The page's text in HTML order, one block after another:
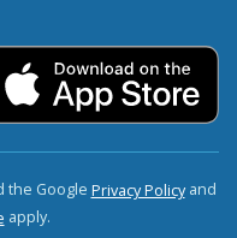
the Google Privacy Policyand
apply.